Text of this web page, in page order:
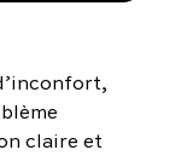
claire et